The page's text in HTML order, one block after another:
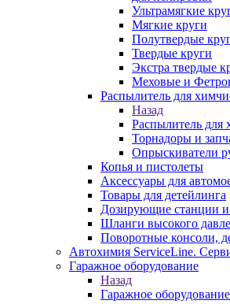
Ультрамягкие
Мягкие круги
Полутвердые
Твердые круги
Экстра твердые
Меховые и
Распылитель для
Назад
Распылитель для
Торнадоры и
Опрыскиватели
Копья и пистолеты
Аксессуары для
Товары для детейлинга
Дозирующие станции
Шланги высокого
Поворотные консоли,
Автохимия ServiceLine.
Гаражное оборудование
Назад
Гаражное оборудование